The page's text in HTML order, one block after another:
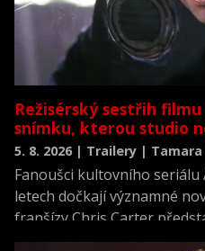
Režisérský sestřih
snímku, kterou studio
5. 8. 2026 | Trailery | Tamara
Fanoušci kultovního seriálu
letech dočkají významné
franšízy Chris Carter
neviděné režisérské verzi